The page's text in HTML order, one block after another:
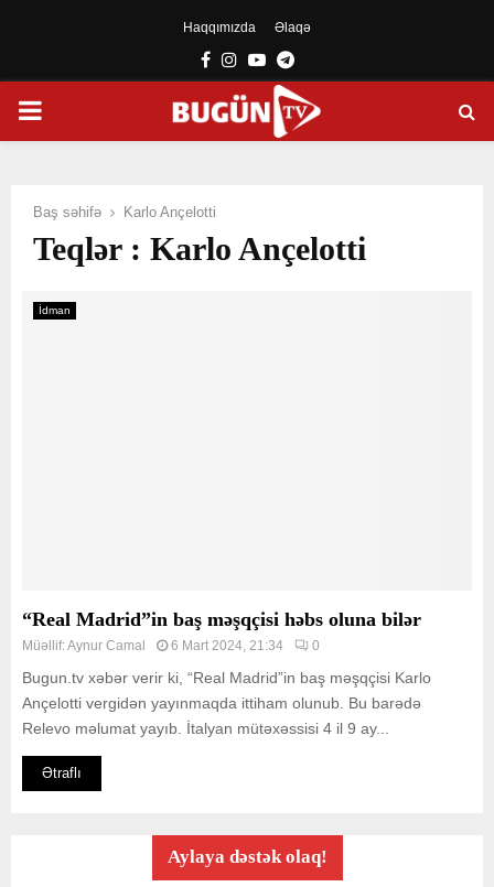
Haqqımızda Əlaqə
Facebook
Instagram
YoutubeTelegram
PRIMARY
Baş səhifə Karlo Ançelotti
Teqlər : Karlo Ançelotti
İdman
“Real Madrid”in baş məşqçisi həbs oluna bilər
Müəllif:Aynur Camal 6 Mart 2024, 21:34 0
Bugun.tv xəbər verir ki, “Real Madrid”in baş məşqçisi Karlo
Ançelotti vergidən yayınmaqda ittiham olunub. Bu barədə
Relevo məlumat yayıb. İtalyan mütəxəssisi 4 il 9 ay...
Ətraflı
Aylaya dəstək olaq!